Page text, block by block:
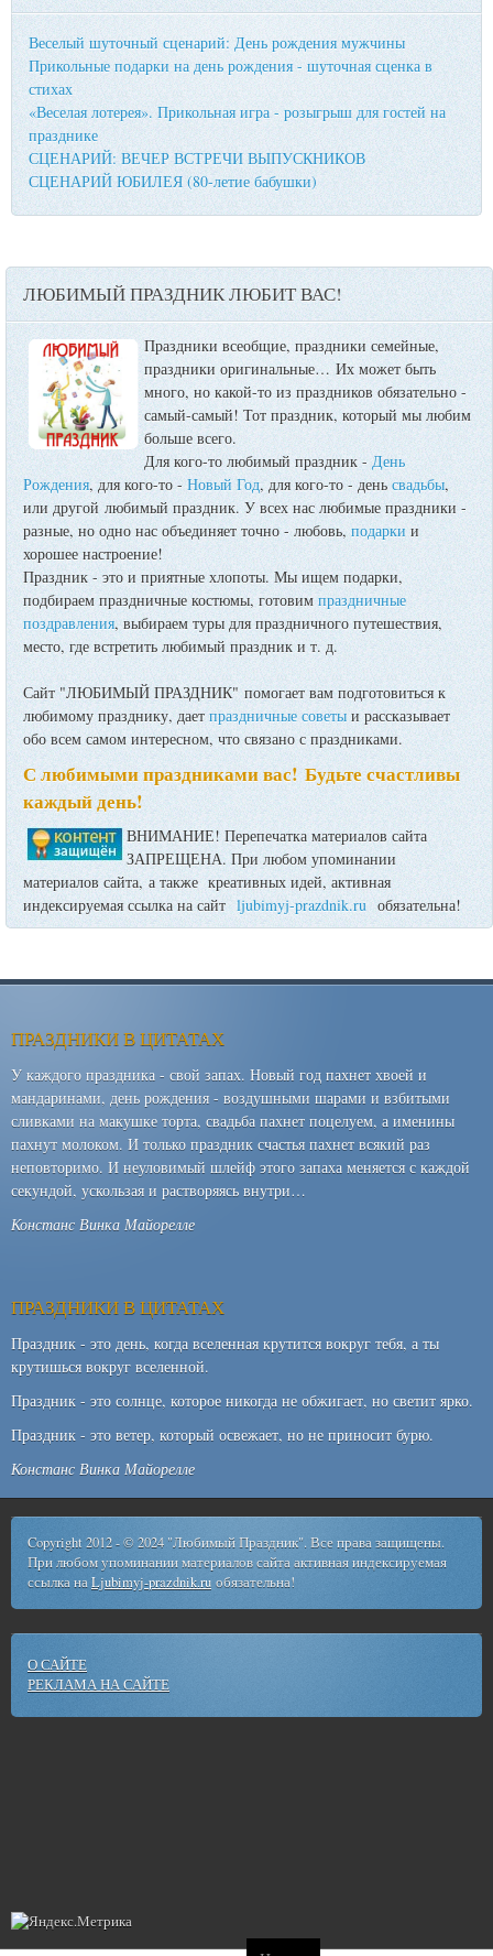
Веселый шуточный сценарий: День рождения мужчины
Прикольные подарки на день рождения - шуточная сценка в
стихах
«Веселая лотерея». Прикольная игра - розыгрыш для гостей на
празднике
СЦЕНАРИЙ: ВЕЧЕР ВСТРЕЧИ ВЫПУСКНИКОВ
СЦЕНАРИЙ ЮБИЛЕЯ (80-летие бабушки)
ЛЮБИМЫЙ ПРАЗДНИК ЛЮБИТ ВАС!
Праздники всеобщие, праздники семейные,
праздники оригинальные… Их может быть
много, но какой-то из праздников обязательно -
самый-самый! Тот праздник, который мы любим
больше всего.
Для кого-то любимый праздник - День
Рождения, для кого-то -Новый Год, для кого-то - деньсвадьбы,
или другой любимый праздник. У всех нас любимые праздники -
разные, но одно нас объединяет точно - любовь,подарки и
хорошее настроение!
Праздник - это и приятные хлопоты. Мы ищем подарки,
подбираем праздничные костюмы, готовимпраздничные
поздравления, выбираем туры для праздничного путешествия,
место, где встретить любимый праздник и т. д.
Сайт "ЛЮБИМЫЙ ПРАЗДНИК" помогает вам подготовиться к
любимому празднику, даетпраздничные советы и рассказывает
обо всем самом интересном, что связано с праздниками.
С любимыми праздниками вас! Будьте счастливы
каждый день!
ВНИМАНИЕ! Перепечатка материалов сайта
ЗАПРЕЩЕНА. При любом упоминании
материалов сайта, а также креативных идей, активная
индексируемая ссылка на сайт ljubimyj-prazdnik.ruобязательна!
ПРАЗДНИКИ В ЦИТАТАХ
У каждого праздника - свой запах. Новый год пахнет хвоей и
мандаринами, день рождения - воздушными шарами и взбитыми
сливками на макушке торта, свадьба пахнет поцелуем, а именины
пахнут молоком. И только праздник счастья пахнет всякий раз
неповторимо. И неуловимый шлейф этого запаха меняется с каждой
секундой, ускользая и растворяясь внутри…
Констанс Винка Майорелле
ПРАЗДНИКИ В ЦИТАТАХ
Праздник - это день, когда вселенная крутится вокруг тебя, а ты
крутишься вокруг вселенной.
Праздник - это солнце, которое никогда не обжигает, но светит ярко.
Праздник - это ветер, который освежает, но не приносит бурю.
Констанс Винка Майорелле
Copyright 2012 - © 2024 "Любимый Праздник". Все права защищены.
При любом упоминании материалов сайта активная индексируемая
ссылка наLjubimyj-prazdnik.ru обязательна!
О САЙТЕ
РЕКЛАМА НА САЙТЕ